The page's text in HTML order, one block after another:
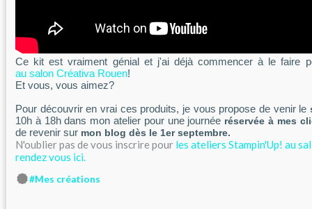
Ce kit est vraiment génial et j'ai déjà commencer à le faire
au salon Créativa Rouen!
Et vous, vous aimez?
Pour découvrir en vrai ces produits, je vous propose de venir le
10h à 18h dans mon atelier pour une journée réservée à mes
de revenir sur mon blog dès le 1er septembre.
N'oublier pas de vous inscrire pour les ateliers Stampin'Up! au
rendez vous ici.
#Mes créations